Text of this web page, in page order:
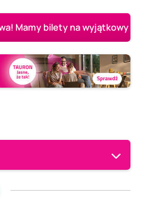
Mamy bilety na wyjątkowy